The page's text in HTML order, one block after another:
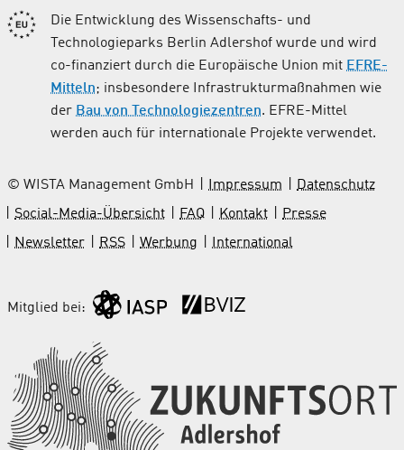
Die Entwicklung des Wissenschafts- und
Technologieparks Berlin Adlershof wurde und wird
co-finanziert durch die Europäische Union mit EFRE-
Mitteln; insbesondere Infrastrukturmaßnahmen wie
der Bau von Technologiezentren. EFRE-Mittel
werden auch für internationale Projekte verwendet.
© WISTA Management GmbH Impressum
Datenschutz
Social-Media-Übersicht
FAQ Kontakt
Presse
Newsletter
RSS Werbung International
Mitglied bei: